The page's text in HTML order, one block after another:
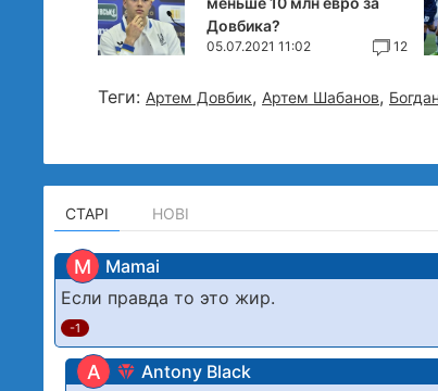
Довбика?
05.07.2021 11:02 12
Теги: Артем Довбик, Артем Шабанов,
СТАРІ НОВІ
M Mamai
Если правда то это жир.
-1
A Antony Black